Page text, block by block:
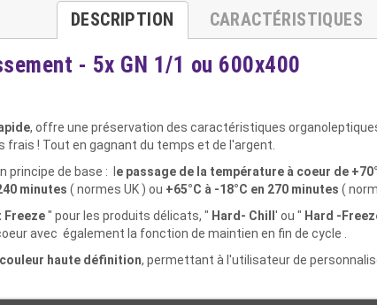
DESCRIPTION CARACTÉRISTIQUES
- 5x GN 1/1 ou 600x400
, offre une préservation des caractéristiques
! Tout en gagnant du temps et de l'argent.
principe de base : l e passage de la température à coeur de
minutes ( normes UK ) ou +65°C à -18°C en 270 minutes (
Freeze" pour les produits délicats, " Hard- Chill ' ou " Hard -
avec également la fonction de maintien en fin de cycle .
haute définition, permettant à l'utilisateur de